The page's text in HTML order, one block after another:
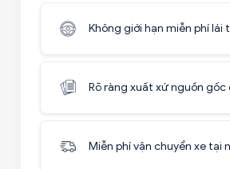
Không giới hạn miễn phí lái
Rõ ràng xuất xứ nguồn
Miễn phí vận chuyển xe tại